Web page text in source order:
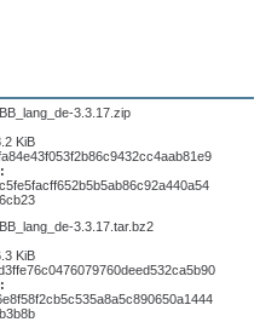
3.3.17.zip
KiB
3.3.17.tar.bz2
KiB